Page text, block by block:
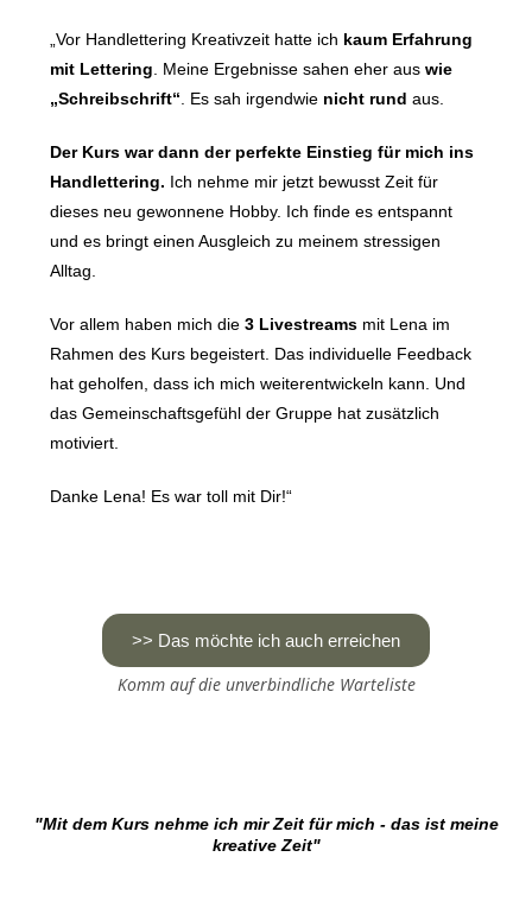
„Vor Handlettering Kreativzeit hatte ich kaum Erfahrung
mit Lettering . Meine Ergebnisse sahen eher aus wie
„Schreibschrift“ . Es sah irgendwie nicht rund aus.
Der Kurs war dann der perfekte Einstieg für mich ins
Handlettering. Ich nehme mir jetzt bewusst Zeit für
dieses neu gewonnene Hobby. Ich finde es entspannt
und es bringt einen Ausgleich zu meinem stressigen
Alltag.
Vor allem haben mich die 3 Livestreams mit Lena im
Rahmen des Kurs begeistert. Das individuelle Feedback
hat geholfen, dass ich mich weiterentwickeln kann. Und
das Gemeinschaftsgefühl der Gruppe hat zusätzlich
motiviert.
Danke Lena! Es war toll mit Dir!“
>> Das möchte ich auch erreichen
Komm auf die unverbindliche Warteliste
"Mit dem Kurs nehme ich mir Zeit für mich - das ist meine
kreative Zeit"